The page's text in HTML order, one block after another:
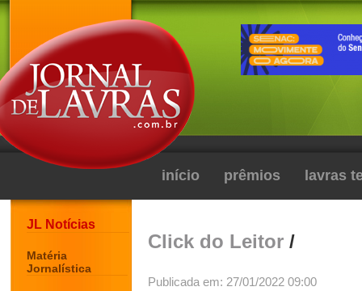
início prêmios lavras
JL Notícias
Matéria
Jornalística
Click do Leitor /
Publicada em: 27/01/2022 09:00